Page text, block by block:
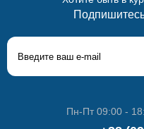
Пн-Пт 09:00 -